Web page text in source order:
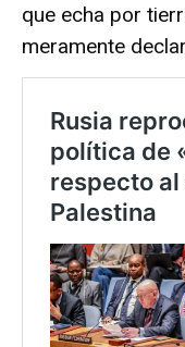
que echa por
meramente